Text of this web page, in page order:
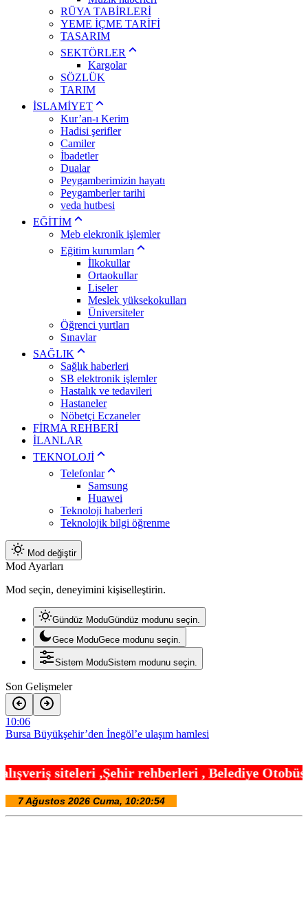
RÜYA TABİRLERİ
YEME İÇME TARİFİ
TASARIM
SEKTÖRLER
Kargolar
SÖZLÜK
TARIM
İSLAMİYET
Kur’an-ı Kerim
Hadisi şerifler
Camiler
İbadetler
Dualar
Peygamberimizin hayatı
Peygamberler tarihi
veda hutbesi
EĞİTİM
Meb elekronik işlemler
Eğitim kurumları
İlkokullar
Ortaokullar
Liseler
Meslek yüksekokulları
Üniversiteler
Öğrenci yurtları
Sınavlar
SAĞLIK
Sağlık haberleri
SB elektronik işlemler
Hastalık ve tedavileri
Hastaneler
Nöbetçi Eczaneler
FİRMA REHBERİ
İLANLAR
TEKNOLOJİ
Telefonlar
Samsung
Huawei
Teknoloji haberleri
Teknolojik bilgi öğrenme
Mod değiştir
Mod Ayarları
Mod seçin, deneyimini kişiselleştirin.
Gündüz ModuGündüz modunu seçin.
Gece ModuGece modunu seçin.
Sistem ModuSistem modunu seçin.
Son Gelişmeler
10:06
Bursa Büyükşehir’den İnegöl’e ulaşım hamlesi
Kayseri Melikgazi’den yeni sosyal tesis
9:42
TÜGVA Kayseri, Memduh Büyükkılıç’ı ağırladı
,Şehir rehberleri , Belediye